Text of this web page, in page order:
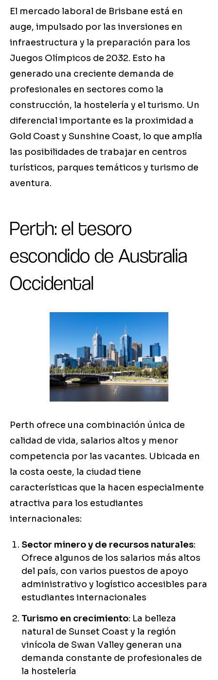
El mercado laboral de Brisbane está en
auge, impulsado por las inversiones en
infraestructura y la preparación para los
Juegos Olímpicos de 2032. Esto ha
generado una creciente demanda de
profesionales en sectores como la
construcción, la hostelería y el turismo. Un
diferencial importante es la proximidad a
Gold Coast y Sunshine Coast, lo que amplía
las posibilidades de trabajar en centros
turísticos, parques temáticos y turismo de
aventura.
Perth: el tesoro
escondido de Australia
Occidental
Perth ofrece una combinación única de
calidad de vida, salarios altos y menor
competencia por las vacantes. Ubicada en
la costa oeste, la ciudad tiene
características que la hacen especialmente
atractiva para los estudiantes
internacionales:
Sector minero y de recursos naturales:
Ofrece algunos de los salarios más altos
del país, con varios puestos de apoyo
administrativo y logístico accesibles para
estudiantes internacionales
Turismo en crecimiento: La belleza
natural de Sunset Coast y la región
vinícola de Swan Valley generan una
demanda constante de profesionales de
la hostelería